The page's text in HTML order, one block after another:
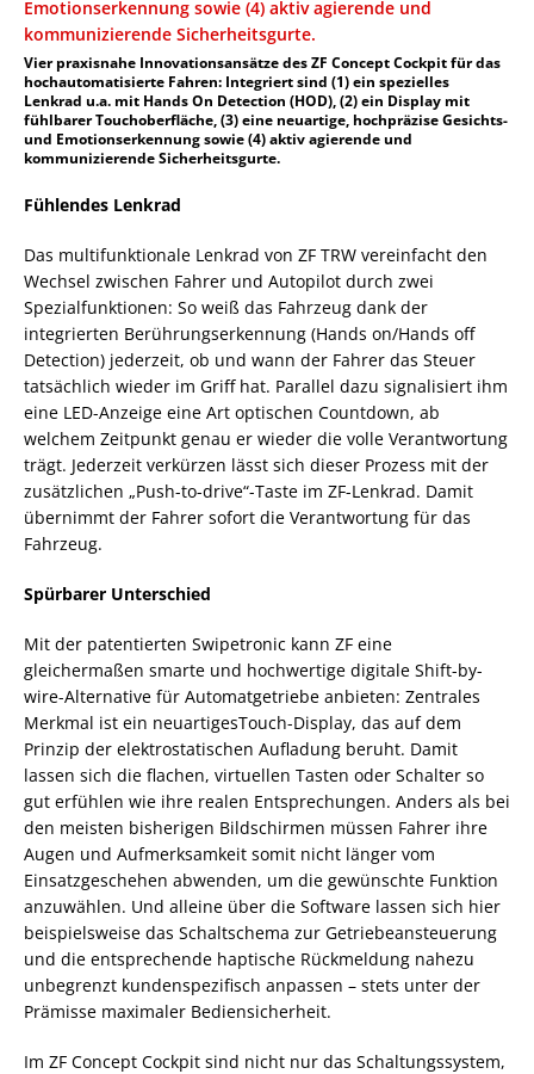
Vier praxisnahe Innovationsansätze des ZF Concept Cockpit für das
hochautomatisierte Fahren: Integriert sind (1) ein spezielles
Lenkrad u.a. mit Hands On Detection (HOD), (2) ein Display mit
fühlbarer Touchoberfläche, (3) eine neuartige, hochpräzise Gesichts-
und Emotionserkennung sowie (4) aktiv agierende und
kommunizierende Sicherheitsgurte.
Fühlendes Lenkrad
Das multifunktionale Lenkrad von ZF TRW vereinfacht den
Wechsel zwischen Fahrer und Autopilot durch zwei
Spezialfunktionen: So weiß das Fahrzeug dank der
integrierten Berührungserkennung (Hands on/Hands off
Detection) jederzeit, ob und wann der Fahrer das Steuer
tatsächlich wieder im Griff hat. Parallel dazu signalisiert ihm
eine LED-Anzeige eine Art optischen Countdown, ab
welchem Zeitpunkt genau er wieder die volle Verantwortung
trägt. Jederzeit verkürzen lässt sich dieser Prozess mit der
zusätzlichen „Push-to-drive“-Taste im ZF-Lenkrad. Damit
übernimmt der Fahrer sofort die Verantwortung für das
Fahrzeug.
Spürbarer Unterschied
Mit der patentierten Swipetronic kann ZF eine
gleichermaßen smarte und hochwertige digitale Shift-by-
wire-Alternative für Automatgetriebe anbieten: Zentrales
Merkmal ist ein neuartigesTouch-Display, das auf dem
Prinzip der elektrostatischen Aufladung beruht. Damit
lassen sich die flachen, virtuellen Tasten oder Schalter so
gut erfühlen wie ihre realen Entsprechungen. Anders als bei
den meisten bisherigen Bildschirmen müssen Fahrer ihre
Augen und Aufmerksamkeit somit nicht länger vom
Einsatzgeschehen abwenden, um die gewünschte Funktion
anzuwählen. Und alleine über die Software lassen sich hier
beispielsweise das Schaltschema zur Getriebeansteuerung
und die entsprechende haptische Rückmeldung nahezu
unbegrenzt kundenspezifisch anpassen – stets unter der
Prämisse maximaler Bediensicherheit.
Im ZF Concept Cockpit sind nicht nur das Schaltungssystem,